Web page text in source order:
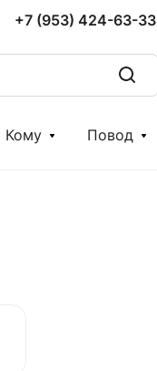
+7 (953) 424-63-33
Кому Повод